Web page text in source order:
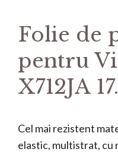
Folie de
pentru
X712JA
Cel mai rezistent
elastic, multistrat, cu